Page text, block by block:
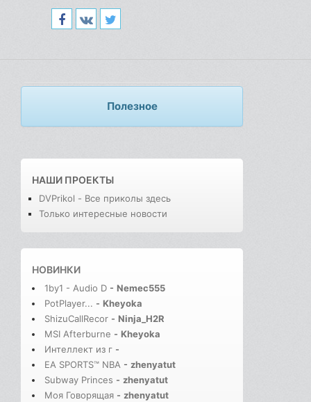
Полезное
НАШИ ПРОЕКТЫ
DVPrikol - Все приколы здесь
Только интересные новости
НОВИНКИ
1by1 - Audio D - Nemec555
PotPlayer... - Kheyoka
ShizuCallRecor - Ninja_H2R
MSI Afterburne - Kheyoka
Интеллект из г -
EA SPORTS™ NBA - zhenyatut
Subway Princes - zhenyatut
Моя Говорящая - zhenyatut